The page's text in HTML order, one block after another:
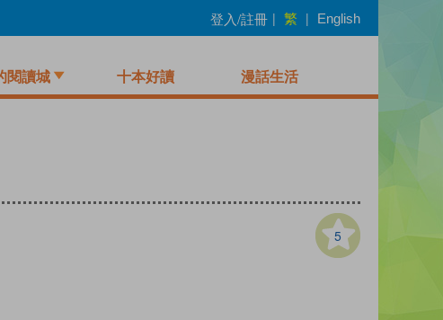
登入/註冊 | 繁 | English
閱讀城 十本好讀 漫話生活
5